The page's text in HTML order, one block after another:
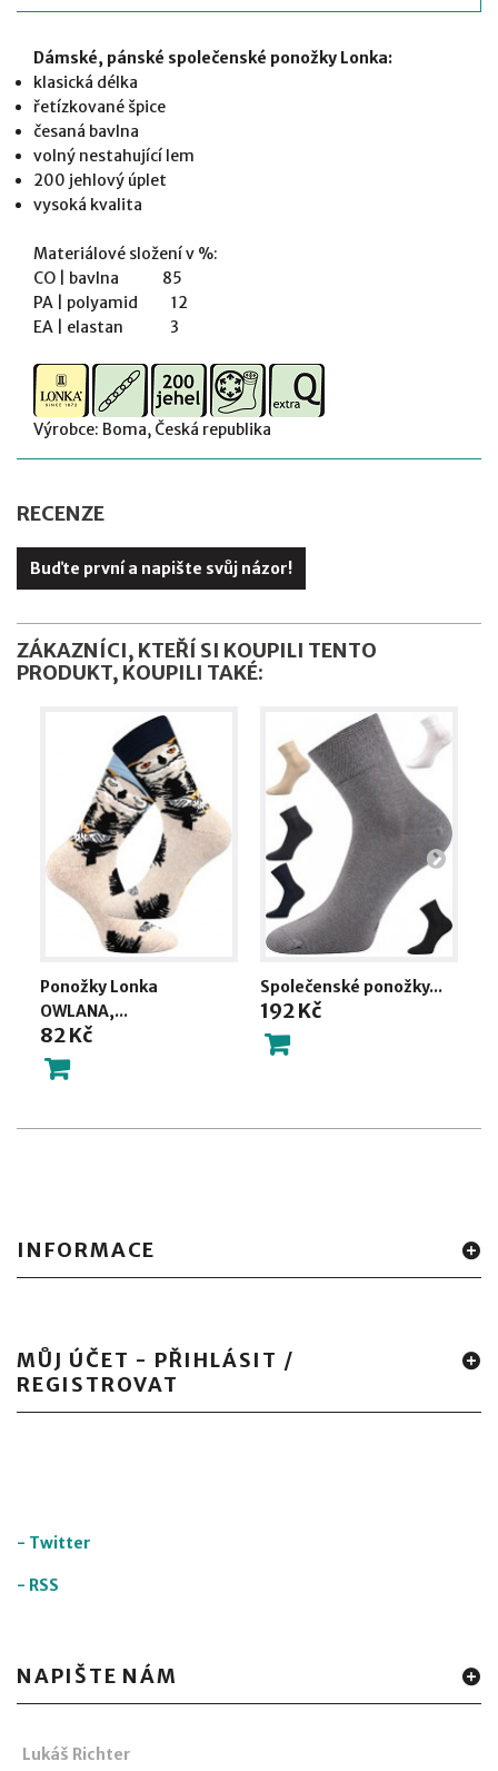
Dámské, pánské společenské ponožky Lonka:
klasická délka
řetízkované špice
česaná bavlna
volný nestahující lem
200 jehlový úplet
vysoká kvalita
Materiálové složení v %:
CO | bavlna 85
PA | polyamid 12
EA | elastan 3
Výrobce: Boma, Česká republika
RECENZE
Buďte první a napište svůj názor!
ZÁKAZNÍCI, KTEŘÍ SI KOUPILI TENTO
PRODUKT, KOUPILI TAKÉ:
Ponožky Lonka
OWLANA,...
82 Kč
Společenské ponožky...
192 Kč
INFORMACE
MŮJ ÚČET - PŘIHLÁSIT /
REGISTROVAT
- Twitter
- RSS
NAPIŠTE NÁM
Lukáš Richter